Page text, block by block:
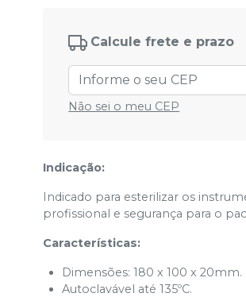
Calcule frete e prazo
Não sei o meu CEP
Indicação:
Indicado para esterilizar os
profissional e segurança para o
Características:
Dimensões: 180 x 100 x 20mm.
Autoclavável até 135ºC.